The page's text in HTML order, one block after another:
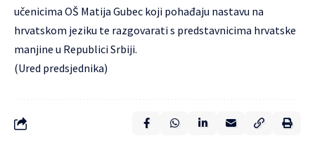
učenicima OŠ Matija Gubec koji pohađaju nastavu na
hrvatskom jeziku te razgovarati s predstavnicima hrvatske
manjine u Republici Srbiji.
(Ured predsjednika)